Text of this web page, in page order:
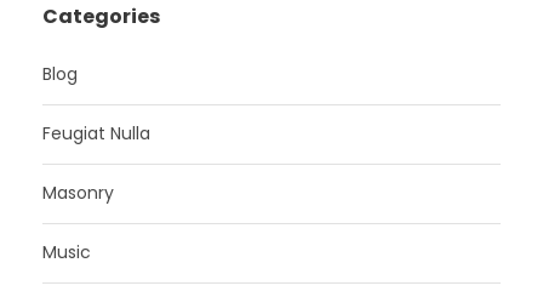
Categories
Blog
Feugiat Nulla
Masonry
Music